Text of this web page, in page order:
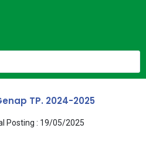
TP. 2024-2025
Posting : 19/05/2025